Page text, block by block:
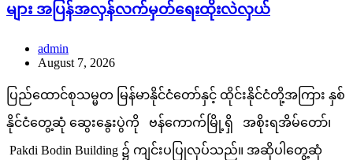
များ အပြန်အလှန်လက်မှတ်ရေးထိုးလဲလှယ်
admin
August 7, 2026
ပြည်ထောင်စုသမ္မတ မြန်မာနိုင်ငံတော်နှင့် ထိုင်းနိုင်ငံတို့အကြား နှစ်
နိုင်ငံတွေ့ဆုံ ဆွေးနွေးပွဲကို ဗန်ကောက်မြို့ရှိ အစိုးရအိမ်တော်၊
Pakdi Bodin Building ၌ ကျင်းပပြုလုပ်သည်။ အဆိုပါတွေ့ဆုံ